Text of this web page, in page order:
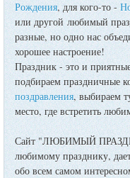
Рождения, для кого-то -
или другой любимый
разные, но одно нас
хорошее настроение!
Праздник - это и
подбираем праздничные
поздравления, выбираем
место, где встретить
Сайт "ЛЮБИМЫЙ
любимому празднику,
обо всем самом